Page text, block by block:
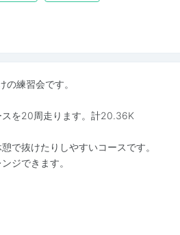
練習会です。
スを20周走ります。計20.36K
で抜けたりしやすいコースです。
ジできます。